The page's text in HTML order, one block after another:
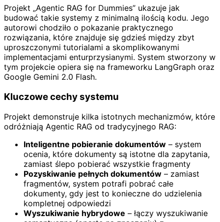
Projekt „Agentic RAG for Dummies” ukazuje jak
budować takie systemy z minimalną ilością kodu. Jego
autorowi chodziło o pokazanie praktycznego
rozwiązania, które znajduje się gdzieś między zbyt
uproszczonymi tutorialami a skomplikowanymi
implementacjami enturprzysianymi. System stworzony w
tym projekcie opiera się na frameworku LangGraph oraz
Google Gemini 2.0 Flash.
Kluczowe cechy systemu
Projekt demonstruje kilka istotnych mechanizmów, które
odróżniają Agentic RAG od tradycyjnego RAG:
Inteligentne pobieranie dokumentów – system
ocenia, które dokumenty są istotne dla zapytania,
zamiast ślepo pobierać wszystkie fragmenty
Pozyskiwanie pełnych dokumentów – zamiast
fragmentów, system potrafi pobrać całe
dokumenty, gdy jest to konieczne do udzielenia
kompletnej odpowiedzi
Wyszukiwanie hybrydowe – łączy wyszukiwanie